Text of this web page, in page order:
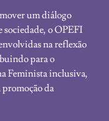
um diálogo
o OPEFI
na reflexão
para o
Feminista inclusiva,
da